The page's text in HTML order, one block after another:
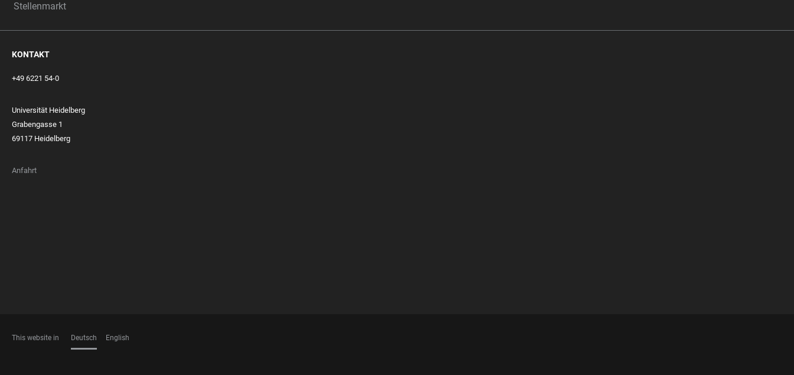
Stellenmarkt
KONTAKT
+49 6221 54-0
Universität Heidelberg
Grabengasse 1
69117 Heidelberg
Anfahrt
This website in Deutsch English